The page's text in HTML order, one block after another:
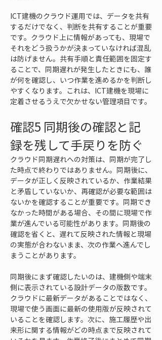
ICT建機のクラウド運用では、データを共有
するだけでなく、判断を共有することが重要
です。クラウド上に情報があっても、現場で
それをどう扱うかが決まっていなければ混乱
は防げません。共有手順と責任範囲を固定す
ることで、同期遅れが発生したときにも、誰
が何を確認し、いつ作業を進めるかを判断し
やすくなります。これは、ICT建機を現場に
定着させるうえで欠かせない管理項目です。
確認5 同期後の確認と記
録を残して手戻りを防ぐ
クラウド同期遅れへの対策は、同期が完了し
た時点で終わりではありません。同期後に、
データが正しく反映されているか、作業結果
と矛盾していないか、再確認が必要な範囲は
ないかを確認することが重要です。同期でき
なかった時間がある場合、その間に現場で作
業が進んでいる可能性があります。同期後の
確認を省くと、遅れて反映された情報と現場
の実態が合わないまま、次の作業へ進んでし
まうことがあります。
同期後にまず確認したいのは、建機側や端末
側に表示されている設計データの版数です。
クラウドに最新データがあることではなく、
現場で使う画面に最新の使用版が反映されて
いることを確認します。次に、施工履歴や出
来形に関する情報がどの時点まで反映されて